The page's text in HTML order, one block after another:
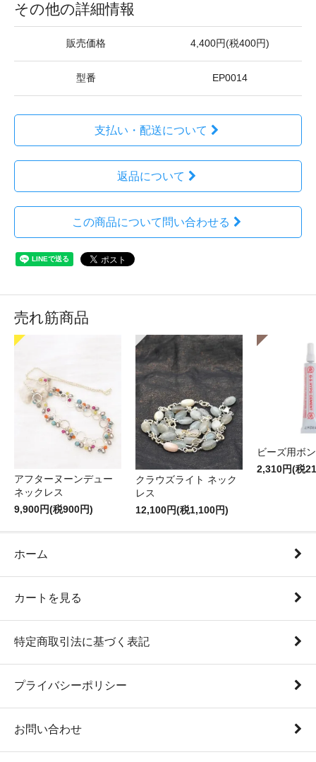
その他の詳細情報
販売価格 4,400円(税400円)
型番 EP0014
支払い・配送について
返品について
この商品について問い合わせる
売れ筋商品
アフターヌーンデュー
ネックレス
9,900円(税900円)
クラウズライト ネック
レス
12,100円(税1,100円)
ビーズ用ボ
2,310円(税
ホーム
カートを見る
特定商取引法に基づく表記
プライバシーポリシー
お問い合わせ